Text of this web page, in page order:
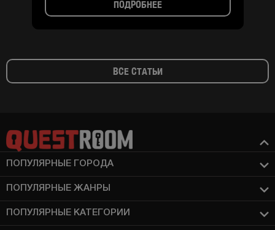
ПОДРОБНЕЕ
ВСЕ СТАТЬИ
ПОПУЛЯРНЫЕ ГОРОДА
ПОПУЛЯРНЫЕ ЖАНРЫ
ПОПУЛЯРНЫЕ КАТЕГОРИИ